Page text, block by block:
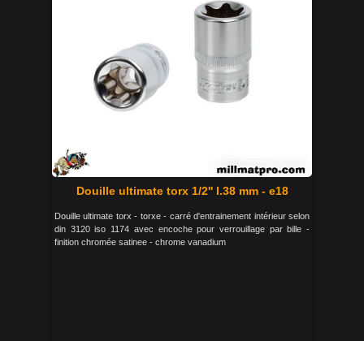
Douille ultimate torx 1/2'' l.38 mm - e18
Douille ultimate torx - torxe - carré d'entrainement intérieur selon
din 3120 iso 1174 avec encoche pour verrouillage par bille -
finition chromée satinee - chrome vanadium